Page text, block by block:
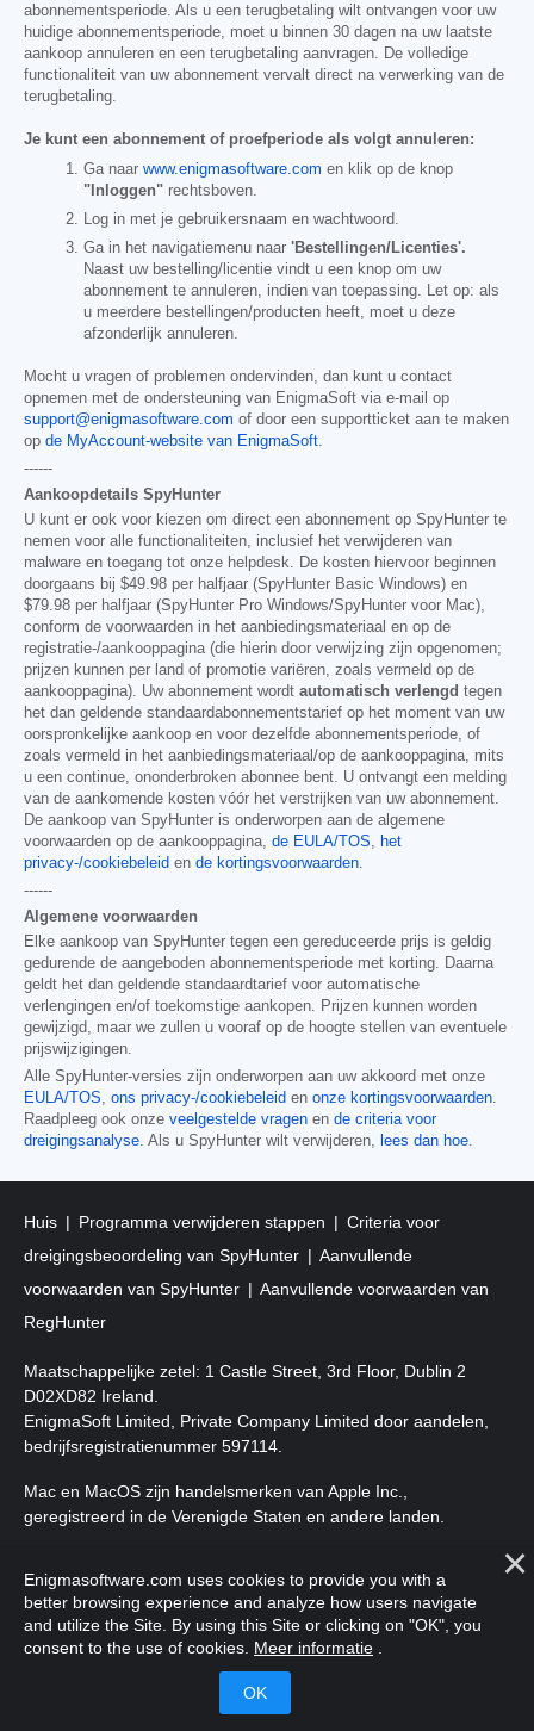
abonnementsperiode. Als u een terugbetaling wilt ontvangen voor uw
huidige abonnementsperiode, moet u binnen 30 dagen na uw laatste
aankoop annuleren en een terugbetaling aanvragen. De volledige
functionaliteit van uw abonnement vervalt direct na verwerking van de
terugbetaling.
Je kunt een abonnement of proefperiode als volgt annuleren:
Ga naar www.enigmasoftware.com en klik op de knop
"Inloggen" rechtsboven.
Log in met je gebruikersnaam en wachtwoord.
Ga in het navigatiemenu naar 'Bestellingen/Licenties'.
Naast uw bestelling/licentie vindt u een knop om uw
abonnement te annuleren, indien van toepassing. Let op: als
u meerdere bestellingen/producten heeft, moet u deze
afzonderlijk annuleren.
Mocht u vragen of problemen ondervinden, dan kunt u contact
opnemen met de ondersteuning van EnigmaSoft via e-mail op
support@enigmasoftware.com of door een supportticket aan te maken
op de MyAccount-website van EnigmaSoft.
------
Aankoopdetails SpyHunter
U kunt er ook voor kiezen om direct een abonnement op SpyHunter te
nemen voor alle functionaliteiten, inclusief het verwijderen van
malware en toegang tot onze helpdesk. De kosten hiervoor beginnen
doorgaans bij $49.98 per halfjaar (SpyHunter Basic Windows) en
$79.98 per halfjaar (SpyHunter Pro Windows/SpyHunter voor Mac),
conform de voorwaarden in het aanbiedingsmateriaal en op de
registratie-/aankooppagina (die hierin door verwijzing zijn opgenomen;
prijzen kunnen per land of promotie variëren, zoals vermeld op de
aankooppagina). Uw abonnement wordt automatisch verlengd tegen
het dan geldende standaardabonnementstarief op het moment van uw
oorspronkelijke aankoop en voor dezelfde abonnementsperiode, of
zoals vermeld in het aanbiedingsmateriaal/op de aankooppagina, mits
u een continue, ononderbroken abonnee bent. U ontvangt een melding
van de aankomende kosten vóór het verstrijken van uw abonnement.
De aankoop van SpyHunter is onderworpen aan de algemene
voorwaarden op de aankooppagina, de EULA/TOS, het
privacy-/cookiebeleid en de kortingsvoorwaarden.
------
Algemene voorwaarden
Elke aankoop van SpyHunter tegen een gereduceerde prijs is geldig
gedurende de aangeboden abonnementsperiode met korting. Daarna
geldt het dan geldende standaardtarief voor automatische
verlengingen en/of toekomstige aankopen. Prijzen kunnen worden
gewijzigd, maar we zullen u vooraf op de hoogte stellen van eventuele
prijswijzigingen.
Alle SpyHunter-versies zijn onderworpen aan uw akkoord met onze
EULA/TOS, ons privacy-/cookiebeleid en onze kortingsvoorwaarden.
Raadpleeg ook onze veelgestelde vragen en de criteria voor
dreigingsanalyse. Als u SpyHunter wilt verwijderen, lees dan hoe.
Huis Programma verwijderen stappen
Criteria voor
dreigingsbeoordeling van SpyHunter
Aanvullende
voorwaarden van SpyHunter
Aanvullende voorwaarden van
RegHunter
Maatschappelijke zetel: 1 Castle Street, 3rd Floor, Dublin 2
D02XD82 Ireland.
EnigmaSoft Limited, Private Company Limited door aandelen,
bedrijfsregistratienummer 597114.
Mac en MacOS zijn handelsmerken van Apple Inc.,
geregistreerd in de Verenigde Staten en andere landen.
voorbehouden.
Enigmasoftware.com uses cookies to provide you with a
better browsing experience and analyze how users navigate
and utilize the Site. By using this Site or clicking on "OK", you
consent to the use of cookies. Meer informatie